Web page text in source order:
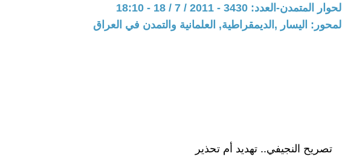
الحوار المتمدن-العدد: 3430 - 2011 / 7 / 18 - 18:10
المحور: اليسار ,الديمقراطية, العلمانية والتمدن في العراق
تصريح النجيفي.. تهديد أم تحذير